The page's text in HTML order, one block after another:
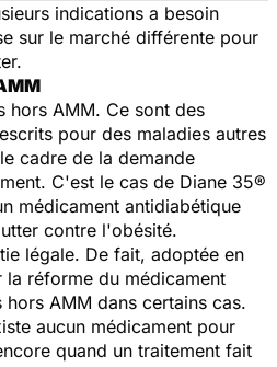
indications a besoin
sur le marché différente pour
hors AMM. Ce sont des
pour des maladies autres
cadre de la demande
C'est le cas de Diane 35®
médicament antidiabétique
contre l'obésité.
légale. De fait, adoptée en
la réforme du médicament
AMM dans certains cas.
aucun médicament pour
quand un traitement fait